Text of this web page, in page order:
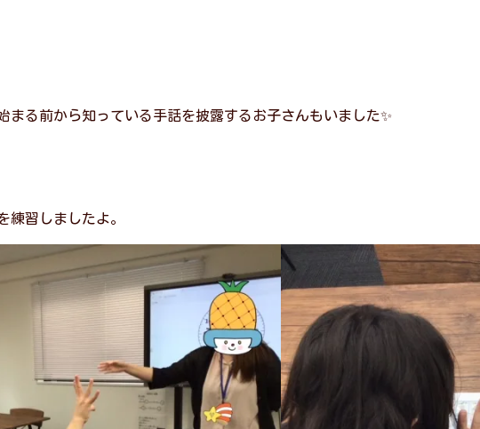
まる前から知っている手話を披露するお子さんもいました✨
練習しましたよ。